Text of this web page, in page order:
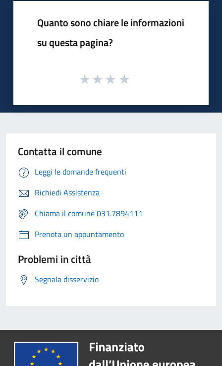
Quanto sono chiare le informazioni
su questa pagina?
Contatta il comune
Leggi le domande frequenti
Richiedi Assistenza
Chiama il comune 031.7894111
Prenota un appuntamento
Problemi in città
Segnala disservizio